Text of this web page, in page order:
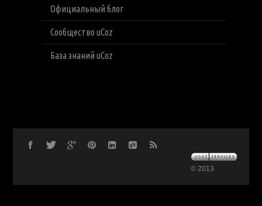
Официальный блог
Сообщество uCoz
База знаний uCoz
© 2013